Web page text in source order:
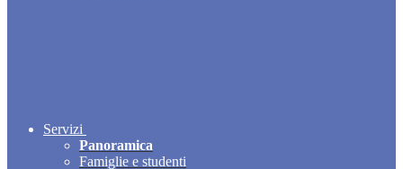
Servizi
Panoramica
Famiglie e studenti